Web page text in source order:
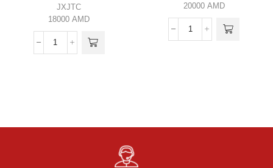
JXJTC
18000AMD
20000 AMD